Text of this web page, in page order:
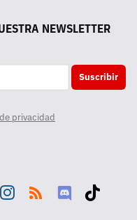
NEWSLETTER
Suscribir
privacidad